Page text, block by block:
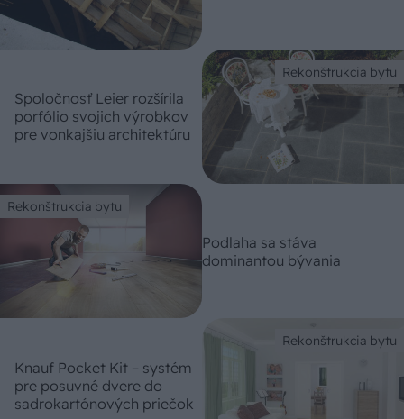
Rekonštrukcia bytu
Spoločnosť Leier rozšírila
porfólio svojich výrobkov
pre vonkajšiu architektúru
Rekonštrukcia bytu
Podlaha sa stáva
dominantou bývania
Rekonštrukcia bytu
Knauf Pocket Kit – systém
pre posuvné dvere do
sadrokartónových priečok